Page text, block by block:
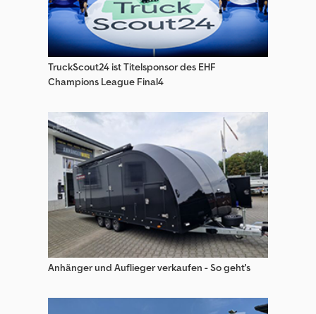
Web Trailers Auflieger Mit Arbeitsbühne
Web Trailers Auflieger Mit Offener Pritsche
Web Trailers Auflieger Mit Pritsche & Plane
Web Trailers Getränkeanhänger
Web Trailers Getränkeauflieger
Web Trailers Kofferauflieger
Z-Trailer Anhänger
TruckScout24 ist Titelsponsor des EHF
Champions League Final4
Anhänger und Auflieger verkaufen - So geht's